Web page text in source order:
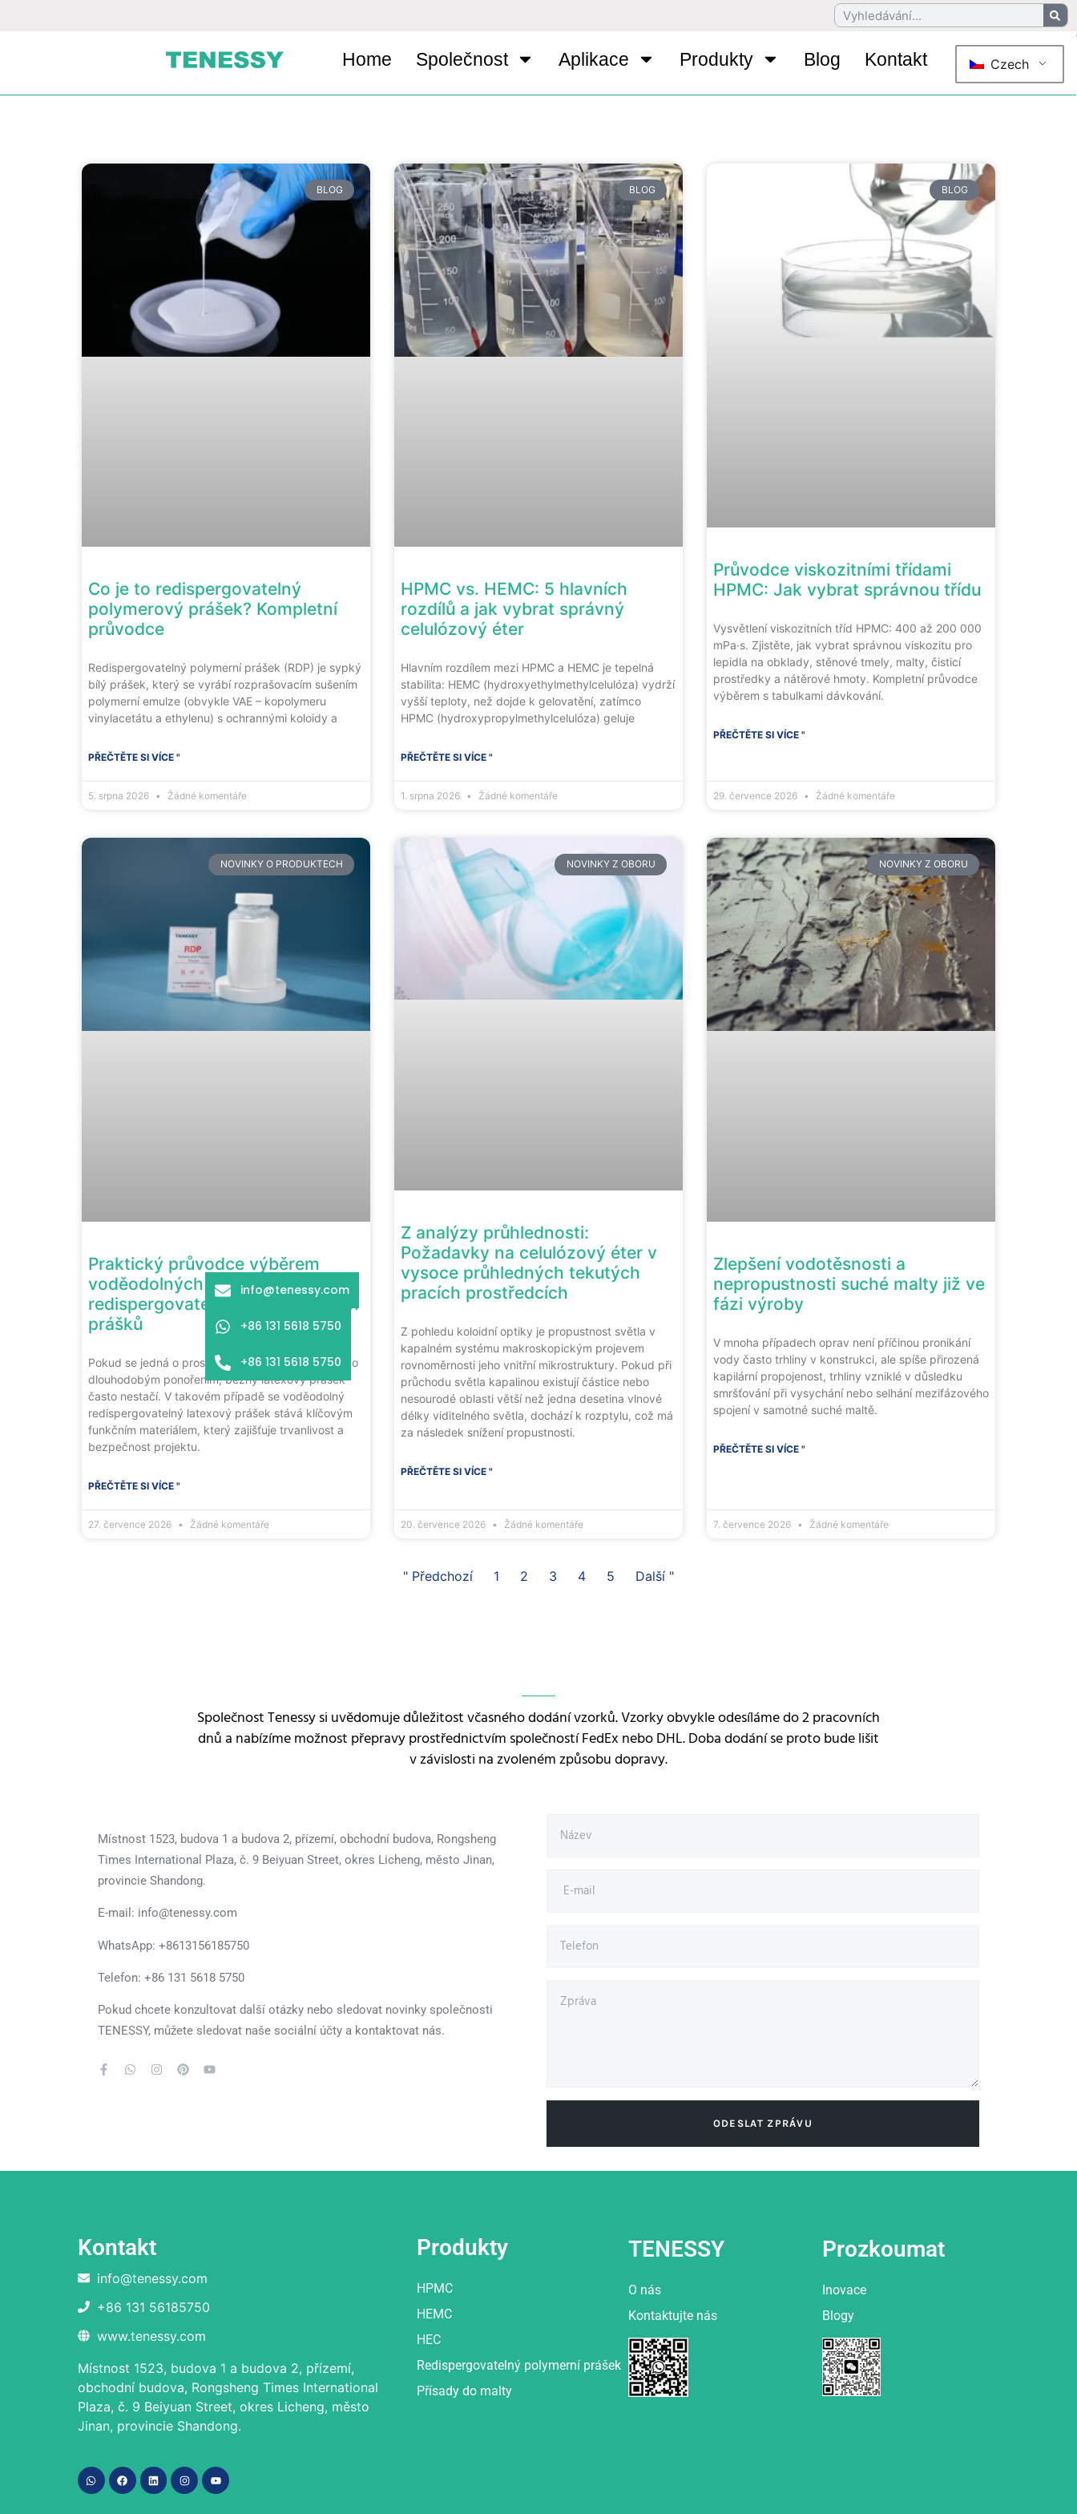
Home Společnost Aplikace Produkty Blog Kontakt Czech
BLOG
Co je to redispergovatelný
polymerový prášek? Kompletní
průvodce
Redispergovatelný polymerní prášek (RDP) je sypký
bílý prášek, který se vyrábí rozprašovacím sušením
polymerní emulze (obvykle VAE – kopolymeru
vinylacetátu a ethylenu) s ochrannými koloidy a
PŘEČTĚTE SI VÍCE "
5. srpna 2026 Žádné komentáře
BLOG
HPMC vs. HEMC: 5 hlavních
rozdílů a jak vybrat správný
celulózový éter
Hlavním rozdílem mezi HPMC a HEMC je tepelná
stabilita: HEMC (hydroxyethylmethylcelulóza) vydrží
vyšší teploty, než dojde k gelovatění, zatímco
HPMC (hydroxypropylmethylcelulóza) geluje
PŘEČTĚTE SI VÍCE "
1. srpna 2026 Žádné komentáře
BLOG
Průvodce viskozitními třídami
HPMC: Jak vybrat správnou třídu
Vysvětlení viskozitních tříd HPMC: 400 až 200 000
mPa·s. Zjistěte, jak vybrat správnou viskozitu pro
lepidla na obklady, stěnové tmely, malty, čisticí
prostředky a nátěrové hmoty. Kompletní průvodce
výběrem s tabulkami dávkování.
PŘEČTĚTE SI VÍCE "
29. července 2026 Žádné komentáře
NOVINKY O PRODUKTECH
Praktický průvodce výběrem
voděodolných
redispergovatelných polymerních
prášků
Pokud se jedná o prostředí s vysokou vlhkostí nebo
dlouhodobým ponořením, běžný latexový prášek
často nestačí. V takovém případě se voděodolný
redispergovatelný latexový prášek stává klíčovým
funkčním materiálem, který zajišťuje trvanlivost a
bezpečnost projektu.
PŘEČTĚTE SI VÍCE "
27. července 2026 Žádné komentáře
NOVINKY Z OBORU
Z analýzy průhlednosti:
Požadavky na celulózový éter v
vysoce průhledných tekutých
pracích prostředcích
Z pohledu koloidní optiky je propustnost světla v
kapalném systému makroskopickým projevem
rovnoměrnosti jeho vnitřní mikrostruktury. Pokud při
průchodu světla kapalinou existují částice nebo
nesourodé oblasti větší než jedna desetina vlnové
délky viditelného světla, dochází k rozptylu, což má
za následek snížení propustnosti.
PŘEČTĚTE SI VÍCE "
20. července 2026 Žádné komentáře
NOVINKY Z OBORU
Zlepšení vodotěsnosti a
nepropustnosti suché malty již ve
fázi výroby
V mnoha případech oprav není příčinou pronikání
vody často trhliny v konstrukci, ale spíše přirozená
kapilární propojenost, trhliny vzniklé v důsledku
smršťování při vysychání nebo selhání mezifázového
spojení v samotné suché maltě.
PŘEČTĚTE SI VÍCE "
7. července 2026 Žádné komentáře
" Předchozí 1 2 3 4 5 Další "
Společnost Tenessy si uvědomuje důležitost včasného dodání vzorků. Vzorky obvykle odesíláme do 2 pracovních
dnů a nabízíme možnost přepravy prostřednictvím společností FedEx nebo DHL. Doba dodání se proto bude lišit
v závislosti na zvoleném způsobu dopravy.
Místnost 1523, budova 1 a budova 2, přízemí, obchodní budova, Rongsheng
Times International Plaza, č. 9 Beiyuan Street, okres Licheng, město Jinan,
provincie Shandong.
E-mail: info@tenessy.com
WhatsApp: +8613156185750
Telefon: +86 131 5618 5750
Pokud chcete konzultovat další otázky nebo sledovat novinky společnosti
TENESSY, můžete sledovat naše sociální účty a kontaktovat nás.
ODESLAT ZPRÁVU
Kontakt
info@tenessy.com
+86 131 56185750
www.tenessy.com
Místnost 1523, budova 1 a budova 2, přízemí,
obchodní budova, Rongsheng Times International
Plaza, č. 9 Beiyuan Street, okres Licheng, město
Jinan, provincie Shandong.
Produkty
HPMC
HEMC
HEC
Redispergovatelný polymerní prášek
Přísady do malty
TENESSY
O nás
Kontaktujte nás
Prozkoumat
Inovace
Blogy
info@tenessy.com
+86 131 5618 5750
+86 131 5618 5750